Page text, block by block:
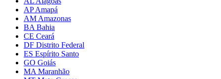
AP Amapá
AM Amazonas
BA Bahia
CE Ceará
DF Distrito Federal
ES Espírito Santo
GO Goiás
MA Maranhão